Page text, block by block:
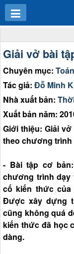
Giải vở bài
Chuyên mục:
Tác giả: Đỗ Minh
Nhà xuất bản:
Xuất bản năm:
Giới thiệu: Giải
theo chương trình
- Bài tập cơ
chương trình dạy
cố kiến thức
Được xây dựng
cũng không quá
kiến thức đã học
dàng.